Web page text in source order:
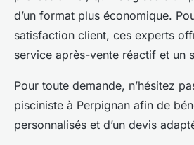
d’un format plus économique.
satisfaction client, ces experts
service après-vente réactif et un
Pour toute demande, n’hésitez
pisciniste à Perpignan afin de
personnalisés et d’un devis